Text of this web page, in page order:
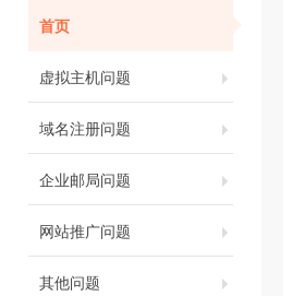
首页
虚拟主机问题
域名注册问题
企业邮局问题
网站推广问题
其他问题